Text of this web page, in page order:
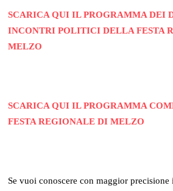
SCARICA QUI IL PROGRAMMA DEI
INCONTRI POLITICI DELLA FESTA
MELZO
SCARICA QUI IL PROGRAMMA
FESTA REGIONALE DI MELZO
Se vuoi conoscere con maggior